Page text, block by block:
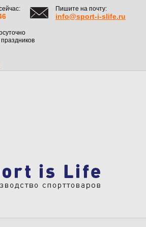
Пишите на почту:
info@sport-i-slife.ru